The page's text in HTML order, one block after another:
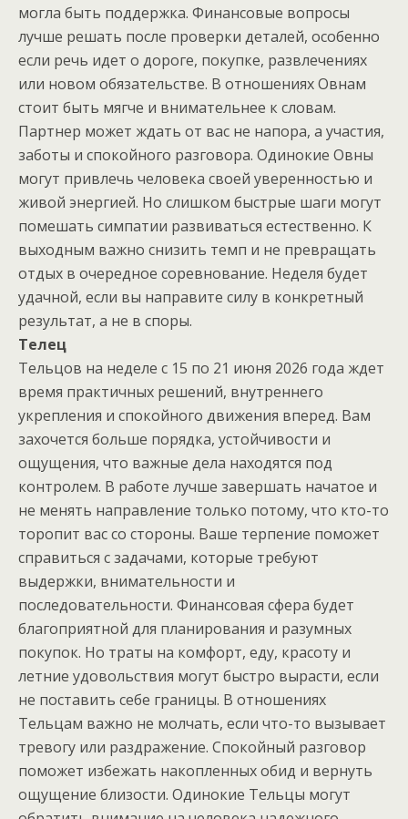
могла быть поддержка. Финансовые вопросы
лучше решать после проверки деталей, особенно
если речь идет о дороге, покупке, развлечениях
или новом обязательстве. В отношениях Овнам
стоит быть мягче и внимательнее к словам.
Партнер может ждать от вас не напора, а участия,
заботы и спокойного разговора. Одинокие Овны
могут привлечь человека своей уверенностью и
живой энергией. Но слишком быстрые шаги могут
помешать симпатии развиваться естественно. К
выходным важно снизить темп и не превращать
отдых в очередное соревнование. Неделя будет
удачной, если вы направите силу в конкретный
результат, а не в споры.
Телец
Тельцов на неделе с 15 по 21 июня 2026 года ждет
время практичных решений, внутреннего
укрепления и спокойного движения вперед. Вам
захочется больше порядка, устойчивости и
ощущения, что важные дела находятся под
контролем. В работе лучше завершать начатое и
не менять направление только потому, что кто-то
торопит вас со стороны. Ваше терпение поможет
справиться с задачами, которые требуют
выдержки, внимательности и
последовательности. Финансовая сфера будет
благоприятной для планирования и разумных
покупок. Но траты на комфорт, еду, красоту и
летние удовольствия могут быстро вырасти, если
не поставить себе границы. В отношениях
Тельцам важно не молчать, если что-то вызывает
тревогу или раздражение. Спокойный разговор
поможет избежать накопленных обид и вернуть
ощущение близости. Одинокие Тельцы могут